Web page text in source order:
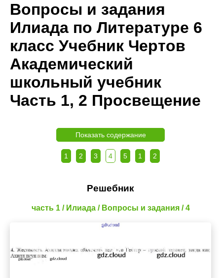
Вопросы и задания
Илиада по Литературе 6
класс Учебник Чертов
Академический
школьный учебник
Часть 1, 2 Просвещение
Показать содержание
1 2 3 4 5 1 2
Решебник
часть 1 / Илиада / Вопросы и задания / 4